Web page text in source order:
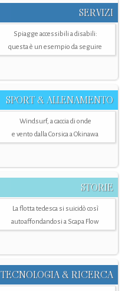
SERVIZI
Spiagge accessibili a disabili:
questa è un esempio da seguire
SPORT & ALLENAMENTO
Windsurf, a caccia di onde
e vento dalla Corsica a Okinawa
STORIE
La flotta tedesca si suicidò così
autoaffondandosi a Scapa Flow
TECNOLOGIA & RICERCA